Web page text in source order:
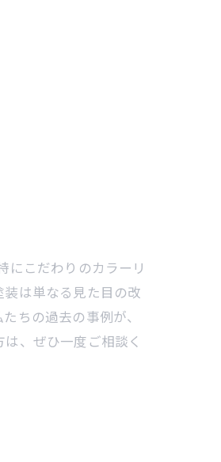
にこだわりのカラーリ
は単なる見た目の改
ちの過去の事例が、
、ぜひ一度ご相談く